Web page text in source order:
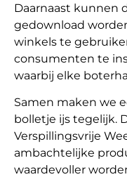
Daarnaast kunnen
gedownload
winkels te
consumenten te
waarbij elke
Samen maken we
bolletje ijs tegelijk.
Verspillingsvrije
ambachtelijke
waardevoller